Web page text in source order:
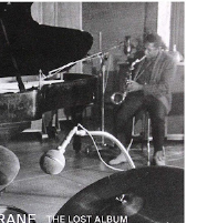
visita en alguna red.
debo hacer. De hecho
de cara a 2022. En
quiero terminar (un libro
en 2021 hablaremos
y también
cercana que puedan